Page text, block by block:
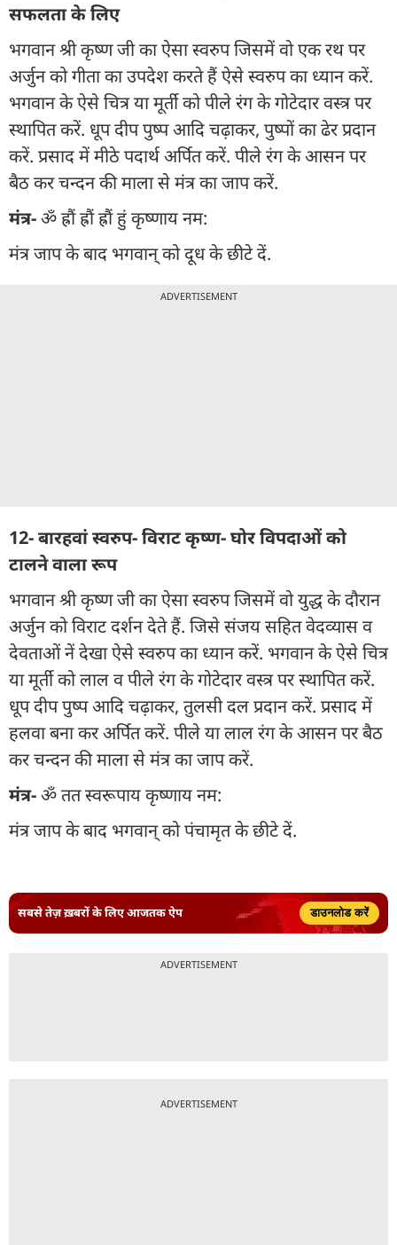
सफलता के लिए
भगवान श्री कृष्ण जी का ऐसा स्वरुप जिसमें वो एक रथ पर
अर्जुन को गीता का उपदेश करते हैं ऐसे स्वरुप का ध्यान करें.
भगवान के ऐसे चित्र या मूर्ती को पीले रंग के गोटेदार वस्त्र पर
स्थापित करें. धूप दीप पुष्प आदि चढ़ाकर, पुष्पों का ढेर प्रदान
करें. प्रसाद में मीठे पदार्थ अर्पित करें. पीले रंग के आसन पर
बैठ कर चन्दन की माला से मंत्र का जाप करें.
मंत्र-ॐ ह्रौं ह्रौं ह्रौं हुं कृष्णाय नम:
मंत्र जाप के बाद भगवान् को दूध के छीटे दें.
ADVERTISEMENT
12- बारहवां स्वरुप- विराट कृष्ण- घोर विपदाओं को
टालने वाला रूप
भगवान श्री कृष्ण जी का ऐसा स्वरुप जिसमें वो युद्ध के दौरान
अर्जुन को विराट दर्शन देते हैं. जिसे संजय सहित वेदव्यास व
देवताओं नें देखा ऐसे स्वरुप का ध्यान करें. भगवान के ऐसे चित्र
या मूर्ती को लाल व पीले रंग के गोटेदार वस्त्र पर स्थापित करें.
धूप दीप पुष्प आदि चढ़ाकर, तुलसी दल प्रदान करें. प्रसाद में
हलवा बना कर अर्पित करें. पीले या लाल रंग के आसन पर बैठ
कर चन्दन की माला से मंत्र का जाप करें.
मंत्र-ॐ तत स्वरूपाय कृष्णाय नम:
मंत्र जाप के बाद भगवान् को पंचामृत के छीटे दें.
सबसे तेज़ ख़बरों के लिए आजतक ऐप डाउनलोड करें
ADVERTISEMENT
ADVERTISEMENT